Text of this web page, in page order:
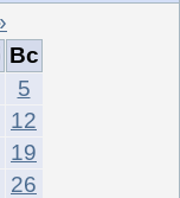
Вс
5
12
19
26